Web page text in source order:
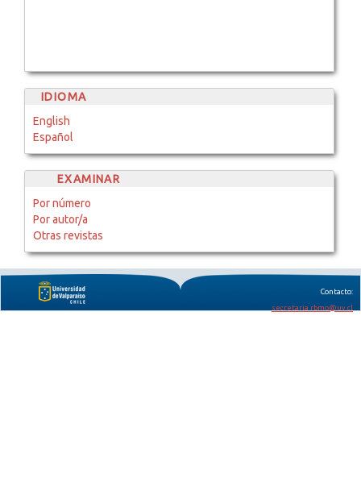
IDIOMA
English
Español
EXAMINAR
Por número
Por autor/a
Otras revistas
Contacto:
secretaria.rbmo@uv.cl